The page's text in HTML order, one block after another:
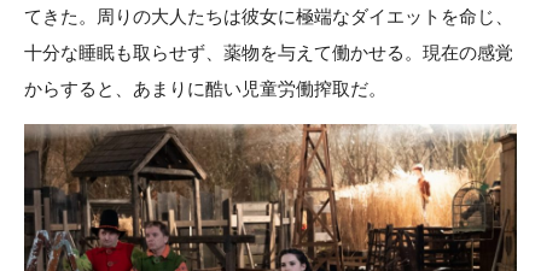
てきた。周りの大人たちは彼女に極端なダイエットを命じ、
十分な睡眠も取らせず、薬物を与えて働かせる。現在の感覚
からすると、あまりに酷い児童労働搾取だ。